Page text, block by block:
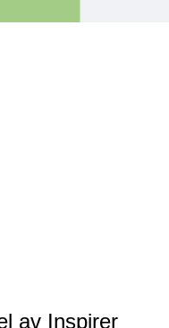
av Inspirer